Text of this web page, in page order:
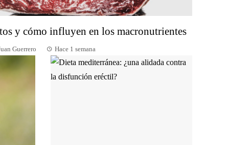
y cómo influyen en los macronutrientes
Guerrero Hace 1 semana